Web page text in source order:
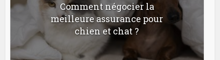
Comment négocier la
meilleure assurance pour
chien et chat ?